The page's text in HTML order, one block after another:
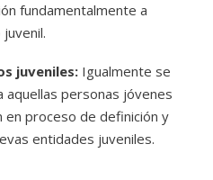
fundamentalmente a
juveniles: Igualmente se
aquellas personas jóvenes
en proceso de definición y
entidades juveniles.